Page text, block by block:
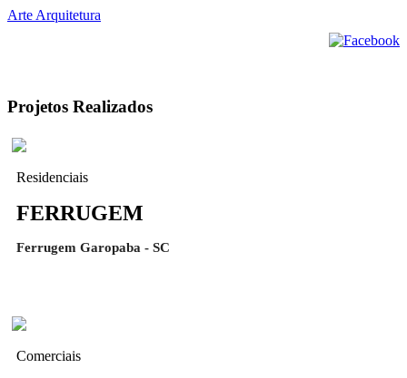
Arte Arquitetura
Projetos Realizados
Residenciais
FERRUGEM
Ferrugem Garopaba - SC
Comerciais